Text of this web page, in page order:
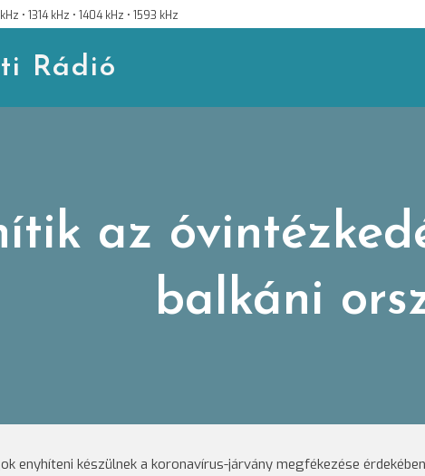
• 1314 kHz • 1404 kHz • 1593 kHz
Rádió
az
balkáni
enyhíteni készülnek a koronavírus-járvány megfékezése